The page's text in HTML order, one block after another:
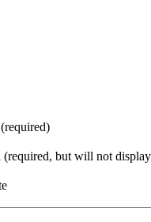
(required, but will not